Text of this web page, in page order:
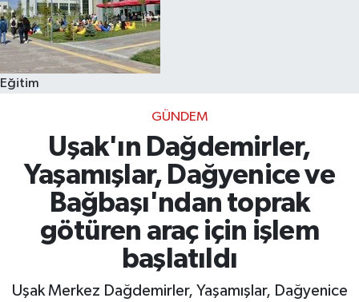
Eğitim
GÜNDEM
Uşak'ın Dağdemirler,
Yaşamışlar, Dağyenice ve
Bağbaşı'ndan toprak
götüren araç için işlem
başlatıldı
Uşak Merkez Dağdemirler, Yaşamışlar, Dağyenice